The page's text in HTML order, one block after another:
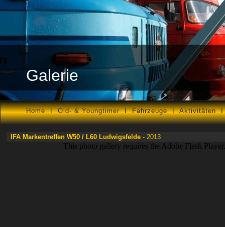
Galerie
HomeIOld- & YoungtimerIFahrzeugeIAktivitäten
IFA Markentreffen W50 / L60 Ludwigsfelde - 2013